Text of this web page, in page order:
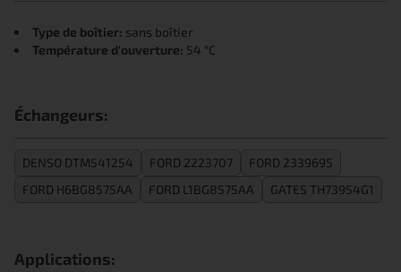
Type de boîtier: sans boîtier
Température d'ouverture: 54 °C
Échangeurs:
DENSO DTM541254 FORD 2223707
FORD 2339695
FORD H6BG8575AA
FORD L1BG8575AA GATES TH73954G1
Applications: